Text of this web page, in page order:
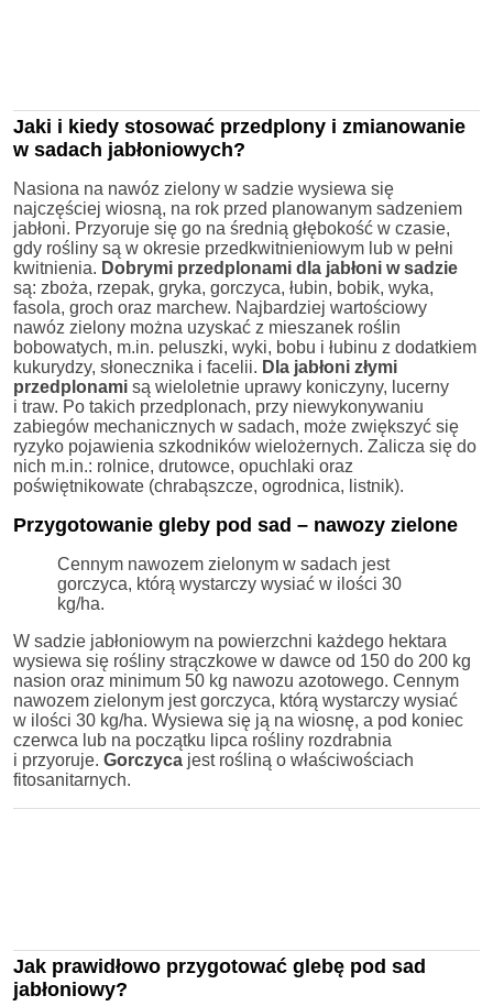
Jaki i kiedy stosować przedplony i zmianowanie
w sadach jabłoniowych?
Nasiona na nawóz zielony w sadzie wysiewa się
najczęściej wiosną, na rok przed planowanym sadzeniem
jabłoni. Przyoruje się go na średnią głębokość w czasie,
gdy rośliny są w okresie przedkwitnieniowym lub w pełni
kwitnienia. Dobrymi przedplonami dla jabłoni w sadzie
są: zboża, rzepak, gryka, gorczyca, łubin, bobik, wyka,
fasola, groch oraz marchew. Najbardziej wartościowy
nawóz zielony można uzyskać z mieszanek roślin
bobowatych, m.in. peluszki, wyki, bobu i łubinu z dodatkiem
kukurydzy, słonecznika i facelii. Dla jabłoni złymi
przedplonami są wieloletnie uprawy koniczyny, lucerny
i traw. Po takich przedplonach, przy niewykonywaniu
zabiegów mechanicznych w sadach, może zwiększyć się
ryzyko pojawienia szkodników wielożernych. Zalicza się do
nich m.in.: rolnice, drutowce, opuchlaki oraz
poświętnikowate (chrabąszcze, ogrodnica, listnik).
Przygotowanie gleby pod sad – nawozy zielone
Cennym nawozem zielonym w sadach jest
gorczyca, którą wystarczy wysiać w ilości 30
kg/ha.
W sadzie jabłoniowym na powierzchni każdego hektara
wysiewa się rośliny strączkowe w dawce od 150 do 200 kg
nasion oraz minimum 50 kg nawozu azotowego. Cennym
nawozem zielonym jest gorczyca, którą wystarczy wysiać
w ilości 30 kg/ha. Wysiewa się ją na wiosnę, a pod koniec
czerwca lub na początku lipca rośliny rozdrabnia
i przyoruje. Gorczyca jest rośliną o właściwościach
fitosanitarnych.
Jak prawidłowo przygotować glebę pod sad
jabłoniowy?